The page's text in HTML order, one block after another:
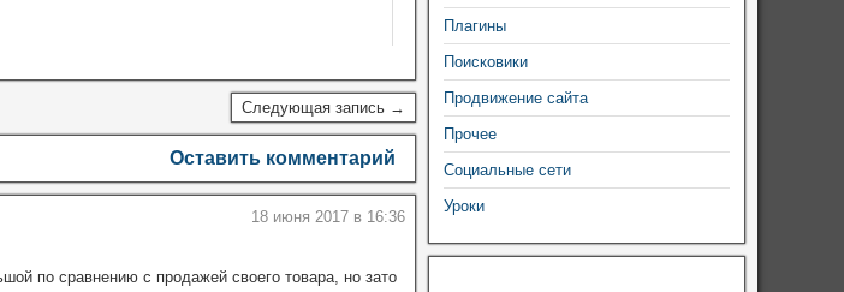
Следующая запись →
Оставить комментарий
18 июня 2017 в 16:36
по сравнению с продажей своего товара, но зато
Плагины
Поисковики
Продвижение сайта
Прочее
Социальные сети
Уроки